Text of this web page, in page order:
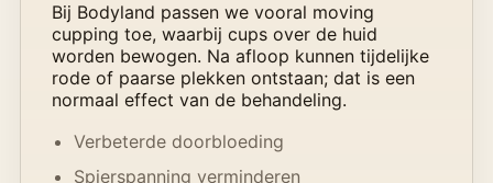
Bij Bodyland passen we vooral moving
cupping toe, waarbij cups over de huid
worden bewogen. Na afloop kunnen tijdelijke
rode of paarse plekken ontstaan; dat is een
normaal effect van de behandeling.
Verbeterde doorbloeding
Spierspanning verminderen